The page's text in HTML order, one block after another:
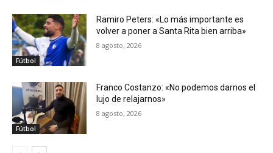
Fútbol
Ramiro Peters: «Lo más importante es
volver a poner a Santa Rita bien arriba»
8 agosto, 2026
Fútbol
Franco Costanzo: «No podemos darnos el
lujo de relajarnos»
8 agosto, 2026